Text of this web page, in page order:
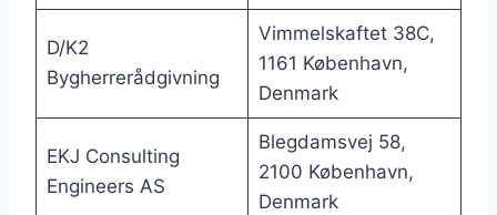
D/K2
Bygherrerådgivning
Vimmelskaftet 38C,
1161 København,
Denmark
EKJ Consulting
Engineers AS
Blegdamsvej 58,
2100 København,
Denmark